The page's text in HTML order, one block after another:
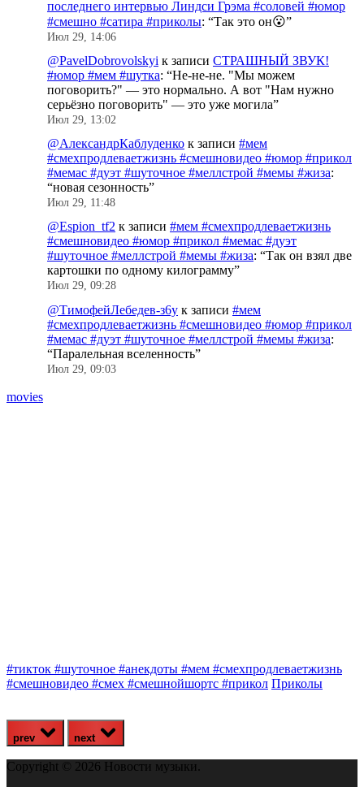
последнего интервью Линдси Грэма #соловей #юмор
#смешно #сатира #приколы: “Так это он😮”
Июл 29, 14:06
@PavelDobrovolskyi к записи СТРАШНЫЙ ЗВУК!
#юмор #мем #шутка: “Не-не-не. "Мы можем
поговорить?" — это нормально. А вот "Нам нужно
серьёзно поговорить" — это уже могила”
Июл 29, 13:02
@АлександрКаблуденко к записи #мем
#смехпродлеваетжизнь #смешновидео #юмор #прикол
#мемас #дуэт #шуточное #меллстрой #мемы #жиза:
“новая сезонность”
Июл 29, 11:48
@Espion_tf2 к записи #мем #смехпродлеваетжизнь
#смешновидео #юмор #прикол #мемас #дуэт
#шуточное #меллстрой #мемы #жиза: “Так он взял две
картошки по одному килограмму”
Июл 29, 09:28
@ТимофейЛебедев-з6у к записи #мем
#смехпродлеваетжизнь #смешновидео #юмор #прикол
#мемас #дуэт #шуточное #меллстрой #мемы #жиза:
“Паралельная вселенность”
Июл 29, 09:03
movies
#тикток #шуточное #анекдоты #мем #смехпродлеваетжизнь
#смешновидео #смех #смешнойшортс #прикол Приколы
prev next
Copyright © 2026 Новости музыки.